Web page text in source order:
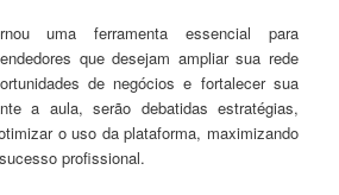
uma ferramenta essencial para
que desejam ampliar sua rede
de negócios e fortalecer sua
a aula, serão debatidas estratégias,
o uso da plataforma, maximizando
profissional.